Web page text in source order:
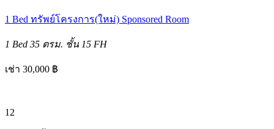
1 Bed ทรัพย์โครงการ(ใหม่) Sponsored Room
1 Bed 35 ตรม. ชั้น 15 FH
เช่า 30,000 ฿
12